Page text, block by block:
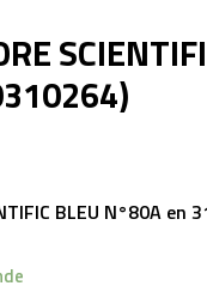
BLEU N°80A en